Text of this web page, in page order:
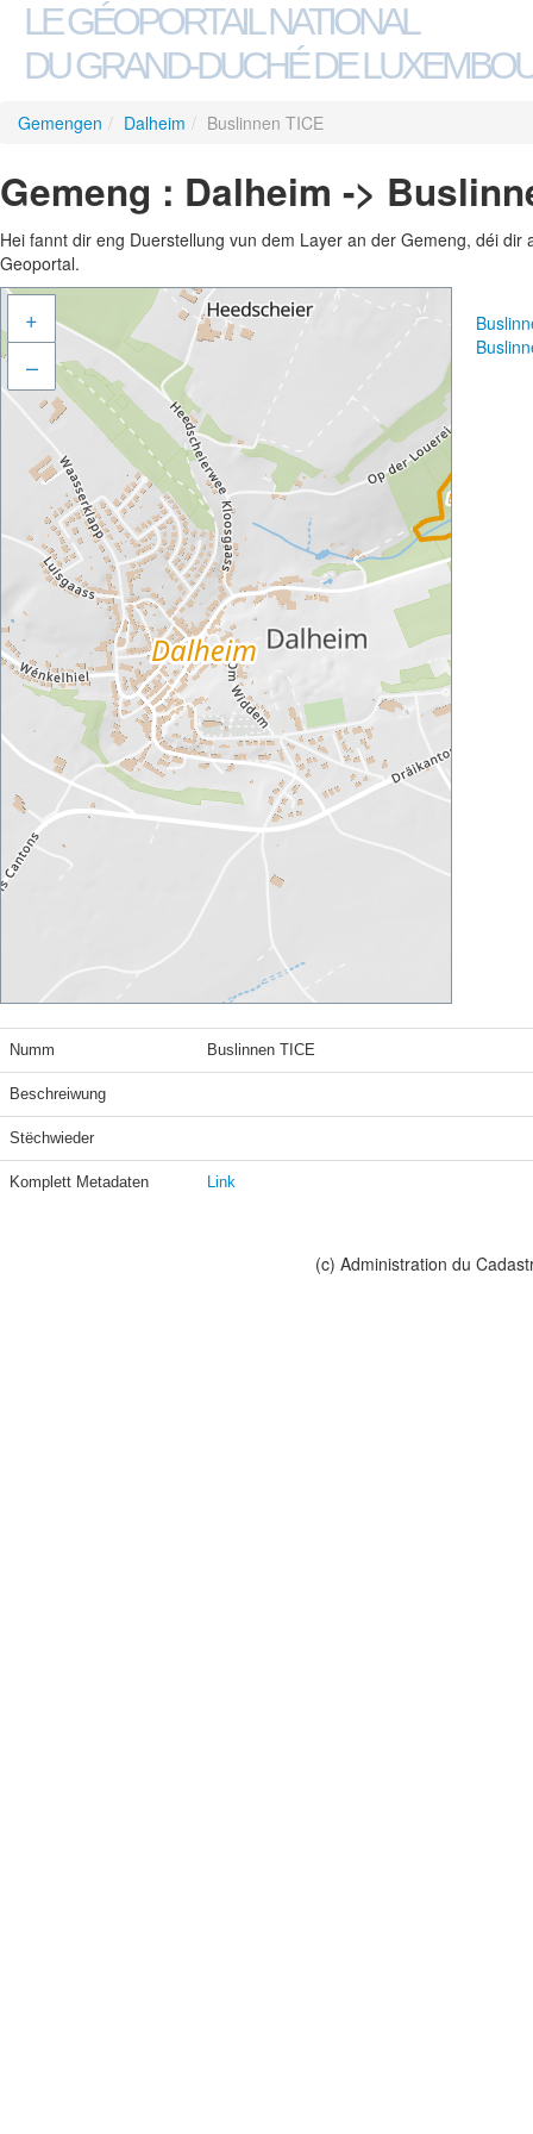
LE GÉOPORTAIL NATIONAL
DU GRAND-DUCHÉ DE
Gemengen / Dalheim / Buslinnen TICE
Gemeng : Dalheim ->
Hei fannt dir eng Duerstellung vun dem Layer an der Gemeng, déi
Geoportal.
+
–
Numm Buslinnen TICE
Beschreiwung
Stëchwieder
Komplett Metadaten Link
(c) Administration du